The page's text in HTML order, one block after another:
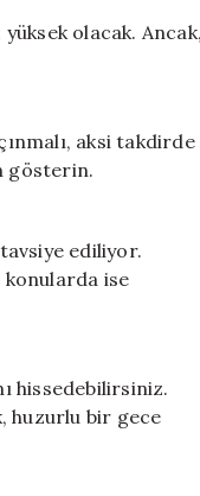
olacak.
aksi takdirde
gösterin.
ediliyor.
konularda ise
hissedebilirsiniz.
huzurlu bir gece